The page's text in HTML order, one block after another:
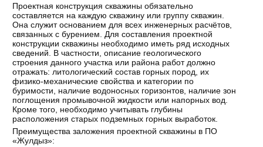
Проектная конструкция скважины обязательно
составляется на каждую скважину или группу скважин.
Она служит основанием для всех инженерных расчётов,
связанных с бурением. Для составления проектной
конструкции скважины необходимо иметь ряд исходных
сведений. В частности, описание геологического
строения данного участка или района работ должно
отражать: литологический состав горных пород, их
физико-механические свойства и категории по
буримости, наличие водоносных горизонтов, наличие зон
поглощения промывочной жидкости или напорных вод.
Кроме того, необходимо учитывать глубины
расположения старых подземных горных выработок.
Преимущества заложения проектной скважины в ПО
«Жулдыз»: